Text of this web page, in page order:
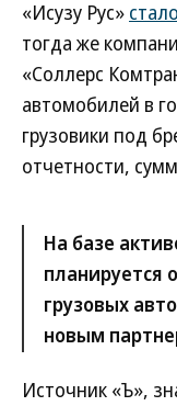
«Исузу Рус»
тогда же
«Соллерс
автомобилей в
грузовики под
отчетности,
На базе
планируется
грузовых
новым
Источник «Ъ»,